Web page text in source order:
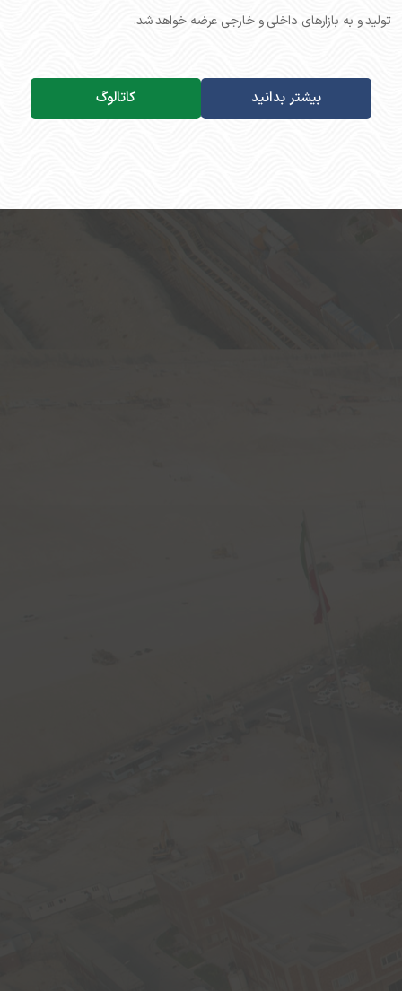
تولید و به بازارهای داخلی و خارجی عرضه خواهد شد.
بیشتر بدانید کاتالوگ